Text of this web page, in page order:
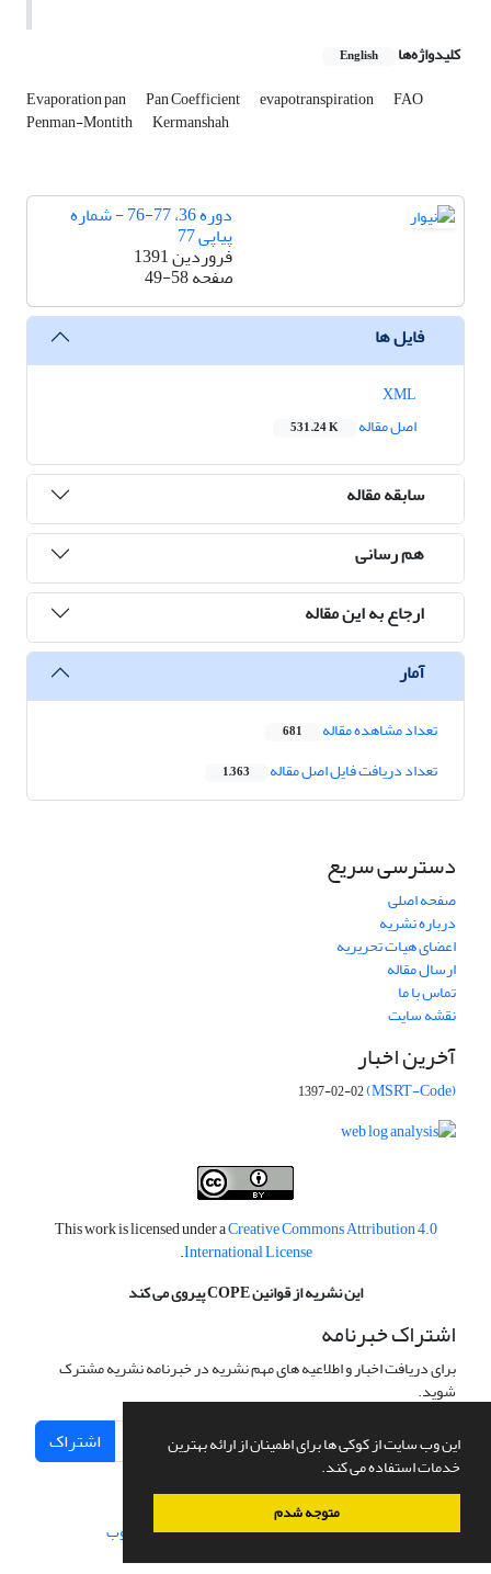
این وب سایت از کوکی ها برای اطمینان از ارائه بهترین
خدمات استفاده می کند.
متوجه شدم
کلیدواژه‌ها English
Evaporation pan Pan Coefficient evapotranspiration FAO
Penman-Montith Kermanshah
دوره 36، 77-76 - شماره
پیاپی 77
فروردین 1391
صفحه49-58
فایل ها
اصل مقاله
531.24 K
سابقه مقاله
هم رسانی
ارجاع به این مقاله
آمار
تعداد مشاهده مقاله 681
تعداد دریافت فایل اصل مقاله 1,363
دسترسی سریع
صفحه اصلی
درباره نشریه
اعضای هیات تحریریه
ارسال مقاله
تماس با ما
نقشه سایت
آخرین اخبار
(MSRT-Code)
1397-02-02
This work is licensed under aCreative Commons Attribution 4.0
International License
.
این نشریه از قوانین COPE پیروی می کند
اشتراک خبرنامه
برای دریافت اخبار و اطلاعیه های مهم نشریه در خبرنامه نشریه مشترک
شوید.
اشتراک
سامانه مدیریت نشریات علمی.طراحی و پیاده سازی از سیناوب